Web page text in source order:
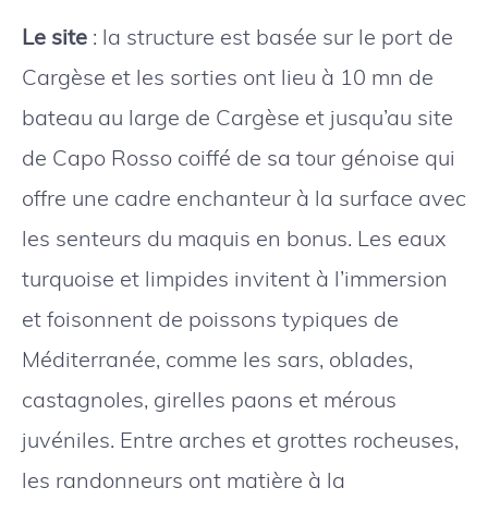
Le site : la structure est basée sur le port de
Cargèse et les sorties ont lieu à 10 mn de
bateau au large de Cargèse et jusqu’au site
de Capo Rosso coiffé de sa tour génoise qui
offre une cadre enchanteur à la surface avec
les senteurs du maquis en bonus. Les eaux
turquoise et limpides invitent à l’immersion
et foisonnent de poissons typiques de
Méditerranée, comme les sars, oblades,
castagnoles, girelles paons et mérous
juvéniles. Entre arches et grottes rocheuses,
les randonneurs ont matière à la